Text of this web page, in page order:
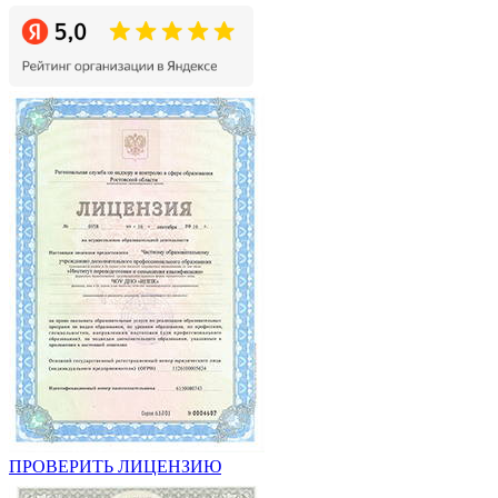
ПРОВЕРИТЬ ЛИЦЕНЗИЮ